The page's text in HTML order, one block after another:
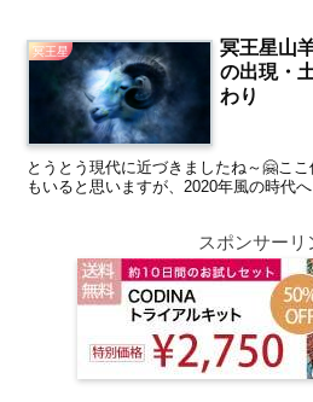
冥王星
冥王星山
の出現・
わり
とうとう現代に近づきましたね～🤗こ
もいると思いますが、2020年風の時代
スポンサーリ